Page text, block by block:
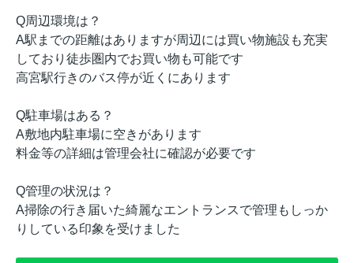
Q周辺環境は？
A駅までの距離はありますが周辺には買い物施設も充実
しており徒歩圏内でお買い物も可能です
高宮駅行きのバス停が近くにあります
Q駐車場はある？
A敷地内駐車場に空きがあります
料金等の詳細は管理会社に確認が必要です
Q管理の状況は？
A掃除の行き届いた綺麗なエントランスで管理もしっか
りしている印象を受けました